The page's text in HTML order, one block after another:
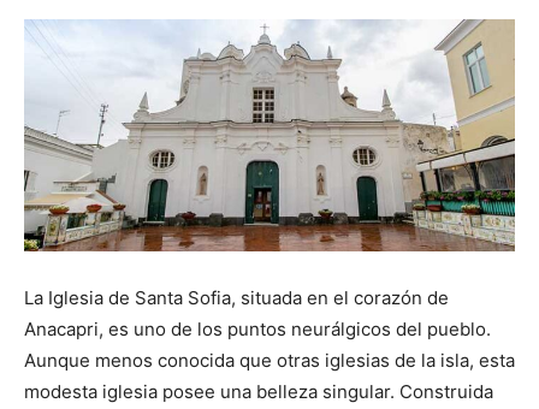
La Iglesia de Santa Sofia, situada en el corazón de
Anacapri, es uno de los puntos neurálgicos del pueblo.
Aunque menos conocida que otras iglesias de la isla, esta
modesta iglesia posee una belleza singular. Construida